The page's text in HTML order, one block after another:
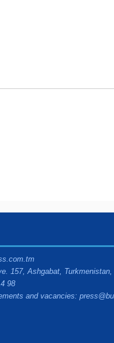
157, Ashgabat, Turkmenistan,
98
and vacancies: